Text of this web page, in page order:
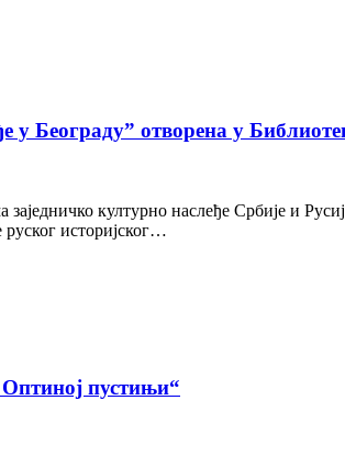
у Београду” отворена у
културно наслеђе Србије и
руског историјског…
пустињи“